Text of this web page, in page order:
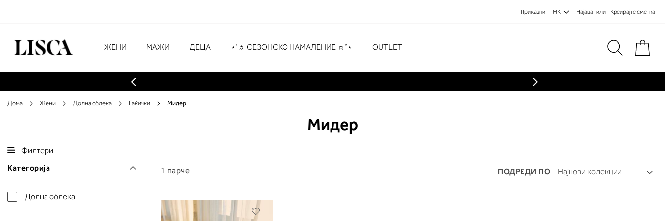
Приказни MK Најава Креирајте сметка
ЖЕНИ МАЖИ ДЕЦА ⋆˚☼ СЕЗОНСКО НАМАЛЕНИЕ ☼˚⋆ OUTLET
Дома Жени Долна облека Гаќички Мидер
Мидер
Филтери
1 парче ПОДРЕДИ ПО
Категорија
Долна облека